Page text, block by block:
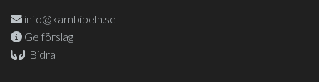
info@karnbibeln.se
Ge förslag
Bidra